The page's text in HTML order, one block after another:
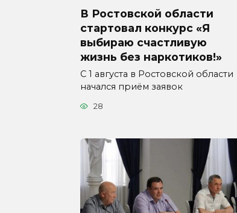
В Ростовской области
стартовал конкурс «Я
выбираю счастливую
жизнь без наркотиков!»
С 1 августа в Ростовской области
начался приём заявок
28